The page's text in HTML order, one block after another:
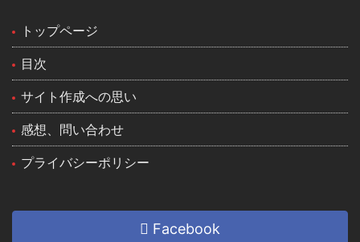
トップページ
目次
サイト作成への思い
感想、問い合わせ
プライバシーポリシー
Facebook